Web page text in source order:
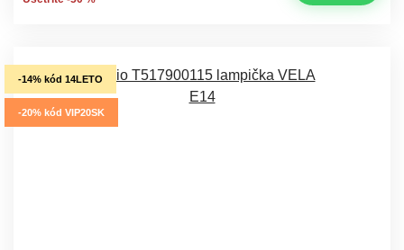
-14% kód 14LETO
-20% kód VIP20SK